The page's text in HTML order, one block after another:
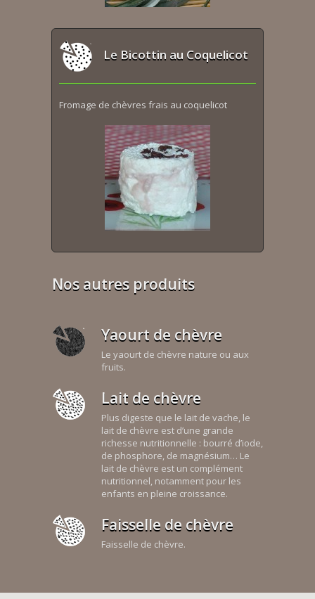
Le Bicottin au Coquelicot
Fromage de chèvres frais au coquelicot
Nos autres produits
Yaourt de chèvre
Le yaourt de chèvre nature ou aux
fruits.
Lait de chèvre
Plus digeste que le lait de vache, le
lait de chèvre est d’une grande
richesse nutritionnelle : bourré d’iode,
de phosphore, de magnésium… Le
lait de chèvre est un complément
nutritionnel, notamment pour les
enfants en pleine croissance.
Faisselle de chèvre
Faisselle de chèvre.